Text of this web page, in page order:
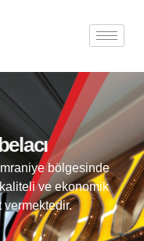
bölgesinde
kaliteli ve ekonomik
vermektedir.